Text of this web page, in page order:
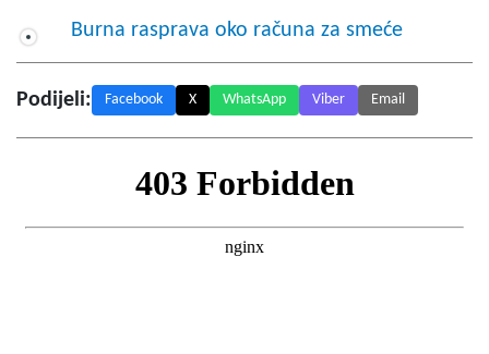
Burna rasprava oko računa za smeće
Podijeli: Facebook X WhatsApp Viber Email